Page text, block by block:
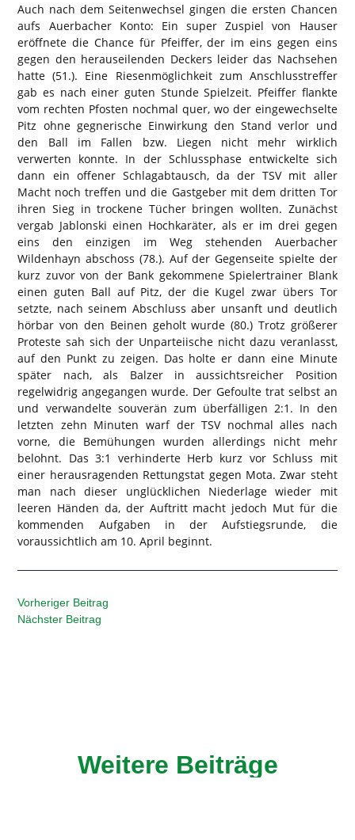
Auch nach dem Seitenwechsel gingen die ersten Chancen
aufs Auerbacher Konto: Ein super Zuspiel von Hauser
eröffnete die Chance für Pfeiffer, der im eins gegen eins
gegen den herauseilenden Deckers leider das Nachsehen
hatte (51.). Eine Riesenmöglichkeit zum Anschlusstreffer
gab es nach einer guten Stunde Spielzeit. Pfeiffer flankte
vom rechten Pfosten nochmal quer, wo der eingewechselte
Pitz ohne gegnerische Einwirkung den Stand verlor und
den Ball im Fallen bzw. Liegen nicht mehr wirklich
verwerten konnte. In der Schlussphase entwickelte sich
dann ein offener Schlagabtausch, da der TSV mit aller
Macht noch treffen und die Gastgeber mit dem dritten Tor
ihren Sieg in trockene Tücher bringen wollten. Zunächst
vergab Jablonski einen Hochkaräter, als er im drei gegen
eins den einzigen im Weg stehenden Auerbacher
Wildenhayn abschoss (78.). Auf der Gegenseite spielte der
kurz zuvor von der Bank gekommene Spielertrainer Blank
einen guten Ball auf Pitz, der die Kugel zwar übers Tor
setzte, nach seinem Abschluss aber unsanft und deutlich
hörbar von den Beinen geholt wurde (80.) Trotz größerer
Proteste sah sich der Unparteiische nicht dazu veranlasst,
auf den Punkt zu zeigen. Das holte er dann eine Minute
später nach, als Balzer in aussichtsreicher Position
regelwidrig angegangen wurde. Der Gefoulte trat selbst an
und verwandelte souverän zum überfälligen 2:1. In den
letzten zehn Minuten warf der TSV nochmal alles nach
vorne, die Bemühungen wurden allerdings nicht mehr
belohnt. Das 3:1 verhinderte Herb kurz vor Schluss mit
einer herausragenden Rettungstat gegen Mota. Zwar steht
man nach dieser unglücklichen Niederlage wieder mit
leeren Händen da, der Auftritt macht jedoch Mut für die
kommenden Aufgaben in der Aufstiegsrunde, die
voraussichtlich am 10. April beginnt.
Vorheriger Beitrag
Nächster Beitrag
Weitere Beiträge